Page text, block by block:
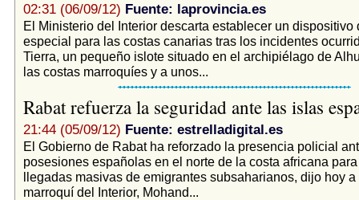
02:31 (06/09/12) Fuente: laprovincia.es
El Ministerio del Interior descarta establecer un dispositivo
especial para las costas canarias tras los incidentes
Tierra, un pequeño islote situado en el archipiélago de
las costas marroquíes y a unos...
Rabat refuerza la seguridad ante las islas
21:44 (05/09/12) Fuente: estrelladigital.es
El Gobierno de Rabat ha reforzado la presencia policial
posesiones españolas en el norte de la costa africana
llegadas masivas de emigrantes subsaharianos, dijo hoy
marroquí del Interior, Mohand...